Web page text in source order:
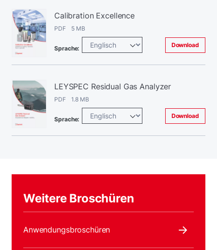
Calibration Excellence
PDF 5 MB
Sprache: Download
LEYSPEC Residual Gas Analyzer
PDF 1.8 MB
Sprache: Download
Weitere Broschüren
Anwendungsbroschüren